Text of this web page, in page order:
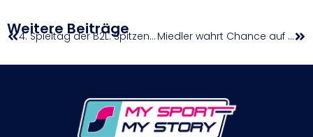
Weitere Beiträge 4. Spieltag der B2L: Spitzenquartett will ungeschlagen bleiben / Spannende West-Derbys Miedler wahrt Chance auf Titelverteidigung im Doppel